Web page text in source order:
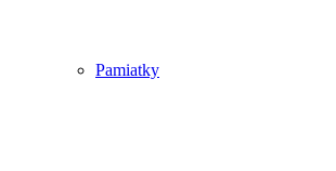
Pamiatky